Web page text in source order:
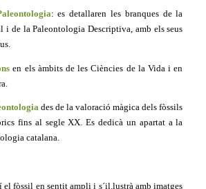
: es detallaren les branques de la
i de la Paleontologia Descriptiva, amb els seus
en els àmbits de les Ciències de la Vida i en
des de la valoració màgica dels fòssils
fins al segle XX. Es dedicà un apartat a la
catalana.
el fòssil en sentit ampli i s´il.lustrà amb imatges